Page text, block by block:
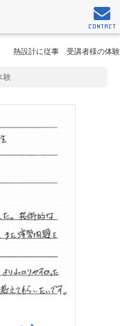
熱設計に従事 受講者様の体験
験
CONTACT